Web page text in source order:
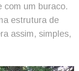
com um buraco.
estrutura de
assim, simples,